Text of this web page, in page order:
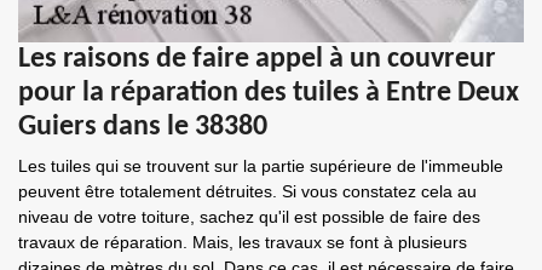
Les raisons de faire appel à un couvreur
pour la réparation des tuiles à Entre Deux
Guiers dans le 38380
Les tuiles qui se trouvent sur la partie supérieure de l'immeuble
peuvent être totalement détruites. Si vous constatez cela au
niveau de votre toiture, sachez qu'il est possible de faire des
travaux de réparation. Mais, les travaux se font à plusieurs